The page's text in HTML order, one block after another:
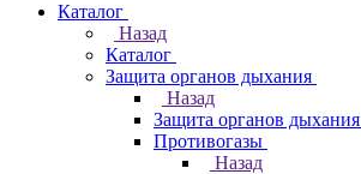
Каталог
Назад
Каталог
Защита органов дыхания
Назад
Защита органов дыхания
Противогазы
Назад